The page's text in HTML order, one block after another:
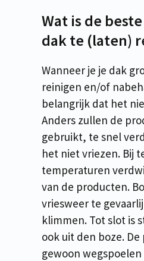
Wat is de
dak te (laten)
Wanneer je je dak
reinigen en/of
belangrijk dat het
Anders zullen de
gebruikt, te snel
het niet vriezen. Bij
temperaturen
van de producten.
vriesweer te
klimmen. Tot slot is
ook uit den boze.
gewoon wegspoelen